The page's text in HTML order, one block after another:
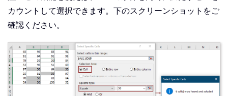
カウントして選択できます。下のスクリーンショットをご
確認ください。